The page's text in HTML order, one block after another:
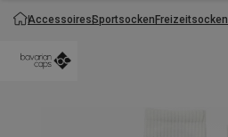
AccessoiresSportsockenFreizeitsocken